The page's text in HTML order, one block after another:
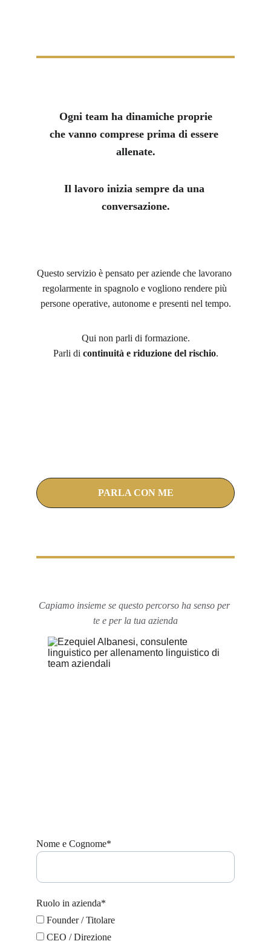
Ogni team ha dinamiche proprie
che vanno comprese prima di essere
allenate.
Il lavoro inizia sempre da una
conversazione.
PARLA CON ME
Questo servizio è pensato per aziende che lavorano
regolarmente in spagnolo e vogliono rendere più
persone operative, autonome e presenti nel tempo.
Qui non parli di formazione.
Parli di continuità e riduzione del rischio.
Nome e Cognome*
Ruolo in azienda*
Founder / Titolare
CEO / Direzione
Capiamo insieme se questo percorso ha senso per
te e per la tua azienda